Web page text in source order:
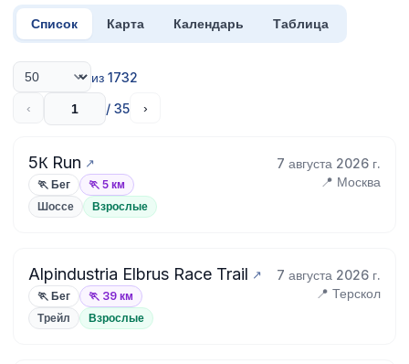
Список Карта Календарь Таблица
из 1732
‹ / 35 ›
5К Run 7 августа 2026 г.
🏃 Бег 🏃 5 км 📍 Москва
Шоссе Взрослые
Alpindustria Elbrus Race Trail 7 августа 2026 г.
🏃 Бег 🏃 39 км 📍 Терскол
Трейл Взрослые